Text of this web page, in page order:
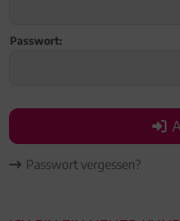
Passwort:
Passwort vergessen?